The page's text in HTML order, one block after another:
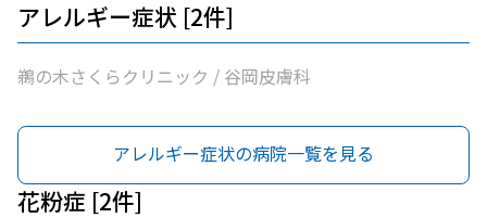
アレルギー症状 [2件]
鵜の木さくらクリニック / 谷岡皮膚科
アレルギー症状の病院一覧を見る
花粉症 [2件]